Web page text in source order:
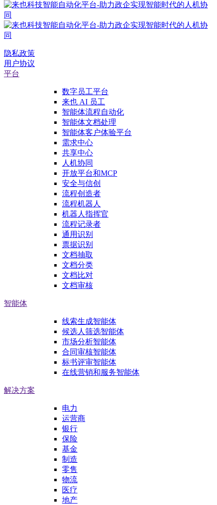
隐私政策
用户协议
平台
数字员工平台
来也 AI 员工
智能体流程自动化
智能体文档处理
智能体客户体验平台
需求中心
共享中心
人机协同
开放平台和MCP
安全与信创
流程创造者
流程机器人
机器人指挥官
流程记录者
通用识别
票据识别
文档抽取
文档分类
文档比对
文档审核
智能体
线索生成智能体
候选人筛选智能体
市场分析智能体
合同审核智能体
标书评审智能体
在线营销和服务智能体
解决方案
电力
运营商
银行
保险
基金
制造
零售
物流
医疗
地产